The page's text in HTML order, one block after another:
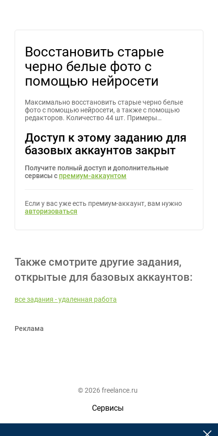
Восстановить старые
черно белые фото с
помощью нейросети
Максимально восстановить старые черно белые
фото с помощью нейросети, а также с помощью
редакторов. Количество 44 шт. Примеры…
Доступ к этому заданию для
базовых аккаунтов закрыт
Получите полный доступ и дополнительные
сервисы с премиум-аккаунтом
Если у вас уже есть премиум-аккаунт, вам нужно
авторизоваться
Также смотрите другие задания,
открытые для базовых аккаунтов:
все задания - удаленная работа
Реклама
© 2026 freelance.ru
Сервисы
Помощь